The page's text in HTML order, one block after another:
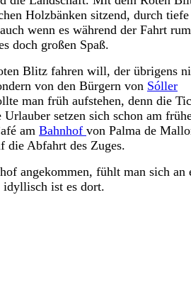
Holzbänken sitzend, durch
wenn es während der Fahrt
doch großen Spaß.
Blitz fahren will, der übrigens
von den Bürgern von Sóller
man früh aufstehen, denn die
setzen sich schon am
am Bahnhof von Palma de
die Abfahrt des Zuges.
angekommen, fühlt man sich an
ist es dort.